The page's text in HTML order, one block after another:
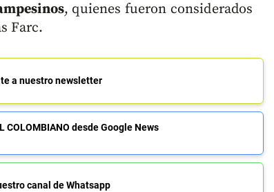
, quienes fueron considerados
Farc.
a nuestro newsletter
COLOMBIANO desde Google News
canal de Whatsapp